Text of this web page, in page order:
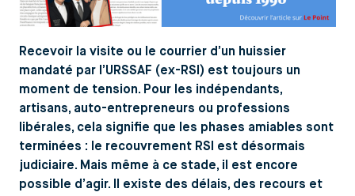
Recevoir la visite ou le courrier d’un huissier
mandaté par l’URSSAF (ex-RSI) est toujours un
moment de tension. Pour les indépendants,
artisans, auto-entrepreneurs ou professions
libérales, cela signifie que les phases amiables sont
terminées : le recouvrement RSI est désormais
judiciaire. Mais même à ce stade, il est encore
possible d’agir. Il existe des délais, des recours et